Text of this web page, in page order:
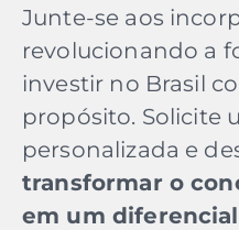
Junte-se aos
revolucionando a
investir no Brasil
propósito. Solicite
personalizada e
transformar o
em um